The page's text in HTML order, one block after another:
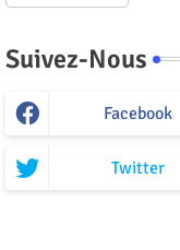
Suivez-Nous
Facebook
Twitter